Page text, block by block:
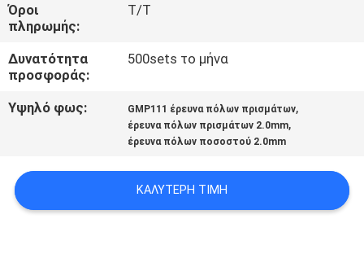
ΖΗΤΉΣΤΕ
ΈΝΑ
ΑΠΌΣΠΑΣΜΑ
PRIVACY
POLICY
Όροι
πληρωμής:
T/T
Δυνατότητα
προσφοράς:
500sets το μήνα
Υψηλό φως: GMP111 έρευνα πόλων πρισμάτων,
έρευνα πόλων πρισμάτων 2.0mm,
έρευνα πόλων ποσοστού 2.0mm
ΚΑΛΎΤΕΡΗ ΤΙΜΉ